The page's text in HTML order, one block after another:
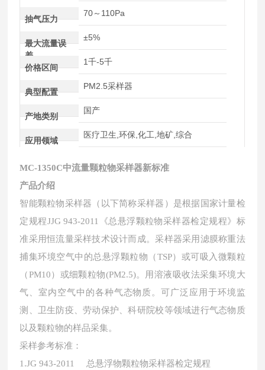
抽气压力
70～110Pa
最大流量误
差
±5%
价格区间
1千-5千
典型配置
PM2.5采样器
产地类别
国产
应用领域
医疗卫生,环保,化工,地矿,综合
MC-1350C中流量颗粒物采样器新标准
产品介绍
智能颗粒物采样器（以下简称采样器）是根据国家计量检
定规程JJG 943-2011《总悬浮颗粒物采样器检定规程》标
准采用恒流量采样技术设计而成。采样器采用滤膜称重法
捕集环境空气中的总悬浮颗粒物（TSP）或可吸入微颗粒
（PM10）或细颗粒物(PM2.5)。用溶液吸收法采集环境大
气、室内空气中的各种气态物质。可广泛应用于环境监
测、卫生防疫、劳动保护、科研院校等领域进行气态物质
以及颗粒物的样品采集。
采样参考标准：
1.JG 943-2011 总悬浮物颗粒物采样器检定规程